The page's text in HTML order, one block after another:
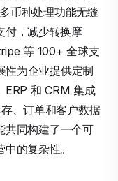
币种处理功能无缝
付，减少转换摩
等 100+ 全球支
性为企业提供定制
ERP 和 CRM 集成
、订单和客户数据
共同构建了一个可
的复杂性。